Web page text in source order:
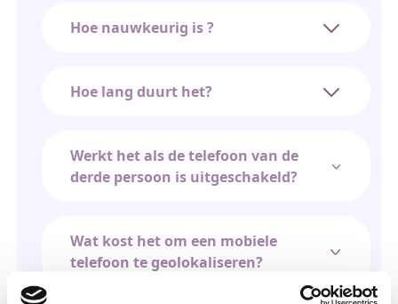
Hoe nauwkeurig is ?
Hoe lang duurt het?
Werkt het als de telefoon van de
derde persoon is uitgeschakeld?
Wat kost het om een mobiele
telefoon te geolokaliseren?